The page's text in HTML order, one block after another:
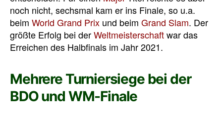
noch nicht, sechsmal kam er ins Finale, so u.a.
beim World Grand Prix und beim Grand Slam. Der
größte Erfolg bei derWeltmeisterschaftwar das
Erreichen des Halbfinals im Jahr 2021.
Mehrere Turniersiege bei der
BDO und WM-Finale